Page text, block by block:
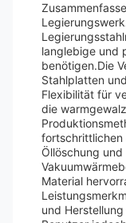
langlebige und
benötigen.Die
Stahlplatten
Flexibilität für
die
fortschrittlichen
Öllöschung und
Material
und